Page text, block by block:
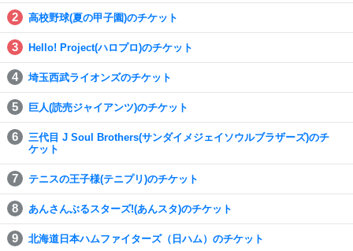
高校野球(夏の甲子園)のチケット
Hello! Project(ハロプロ)のチケット
埼玉西武ライオンズのチケット
巨人(読売ジャイアンツ)のチケット
三代目 J Soul Brothers(サンダイメジェイソウルブラザーズ)のチ
ケット
テニスの王子様(テニプリ)のチケット
あんさんぶるスターズ!(あんスタ)のチケット
北海道日本ハムファイターズ（日ハム）のチケット